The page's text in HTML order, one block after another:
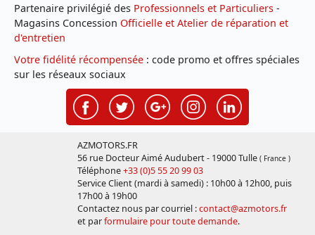
Partenaire privilégié des Professionnels et Particuliers -
Magasins Concession Officielle et Atelier de réparation et
d'entretien
Votre fidélité récompensée : code promo et offres spéciales
sur les réseaux sociaux
AZMOTORS.FR
56 rue Docteur Aimé Audubert - 19000 Tulle ( France )
Téléphone+33 (0)5 55 20 99 03
Service Client (mardi à samedi) : 10h00 à 12h00, puis
17h00 à 19h00
Contactez nous par courriel :contact@azmotors.fr
et parformulaire pour toute demande.